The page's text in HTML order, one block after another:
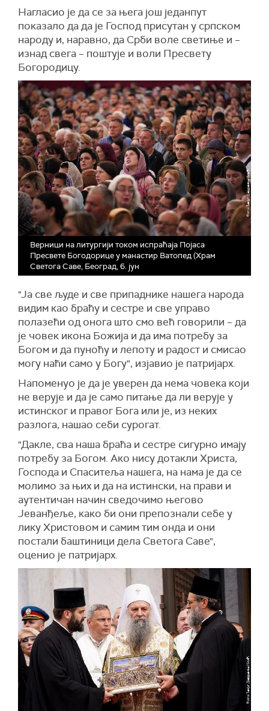
Нагласио је да се за њега још једанпут
показало да да је Господ присутан у српском
народу и, наравно, да Срби воле светиње и –
изнад свега – поштује и воли Пресвету
Богородицу.
Верници на литургији током испраћаја Појаса
Пресвете Богодорице у манастир Ватопед (Храм
Светога Саве, Београд, 6. јун
"Ја све људе и све припаднике нашега народа
видим као браћу и сестре и све управо
полазећи од онога што смо већ говорили – да
је човек икона Божија и да има потребу за
Богом и да пуноћу и лепоту и радост и смисао
могу наћи само у Богу", изјавио је патријарх.
Напоменуо је да је уверен да нема човека који
не верује и да је само питање да ли верује у
истинског и правог Бога или је, из неких
разлога, нашао себи сурогат.
"Дакле, сва наша браћа и сестре сигурно имају
потребу за Богом. Ако нису дотакли Христа,
Господа и Спаситеља нашега, на нама је да се
молимо за њих и да на истински, на прави и
аутентичан начин сведочимо његово
Јеванђеље, како би они препознали себе у
лику Христовом и самим тим онда и они
постали баштиници дела Светога Саве",
оценио је патријарх.